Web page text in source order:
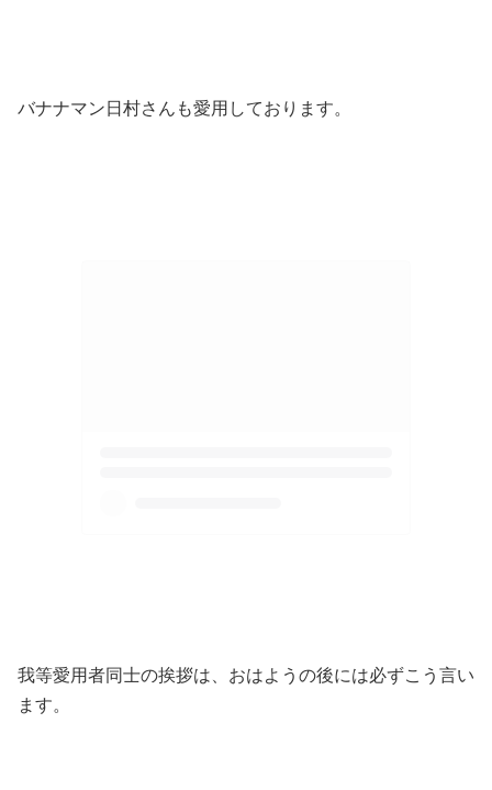
バナナマン日村さんも愛用しております。
我等愛用者同士の挨拶は、おはようの後には必ずこう言い
ます。